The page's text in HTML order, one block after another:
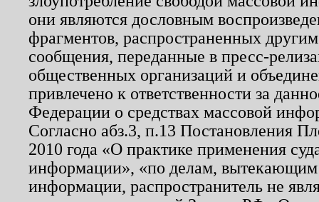
они являются дословным
фрагментов, распространенных
сообщения, переданные в пресс-
общественных организаций и
привлечено к ответственности за
Федерации о средствах массовой
Согласно абз.3, п.13 Постановления
2010 года «О практике применения
информации», «по делам, вытекающим
информации, распространитель не